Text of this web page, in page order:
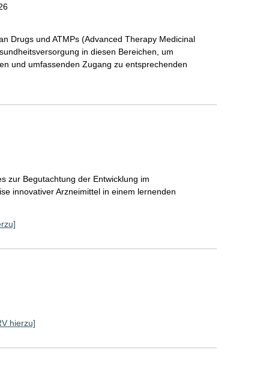
Drugs und ATMPs (Advanced Therapy Medicinal
in diesen Bereichen, um
und umfassenden Zugang zu entsprechenden
zur Begutachtung der Entwicklung im
innovativer Arzneimittel in einem lernenden
hierzu]